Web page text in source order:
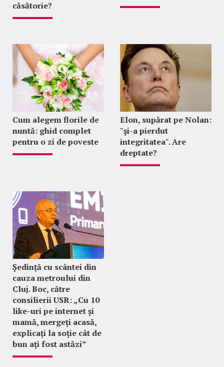
căsătorie?
Cum alegem florile de
nuntă: ghid complet
pentru o zi de poveste
Elon, supărat pe Nolan:
"şi-a pierdut
integritatea". Are
dreptate?
Ședință cu scântei din
cauza metroului din
Cluj. Boc, către
consilierii USR: „Cu 10
like-uri pe internet și
mamă, mergeți acasă,
explicați la soție cât de
bun ați fost astăzi”